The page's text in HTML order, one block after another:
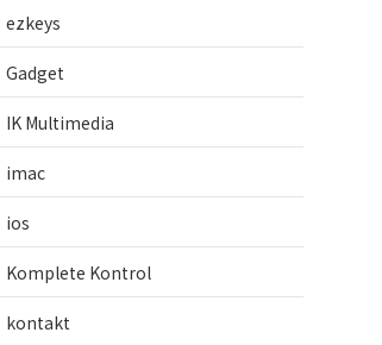
ezkeys
Gadget
IK Multimedia
imac
ios
Komplete Kontrol
kontakt